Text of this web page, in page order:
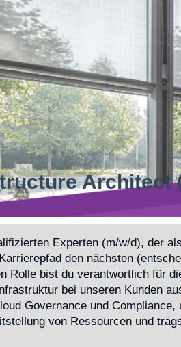
Architect
Experten (m/w/d), der
den nächsten
Rolle bist du verantwortlich für
bei unseren Kunden
Governance und
von Ressourcen und